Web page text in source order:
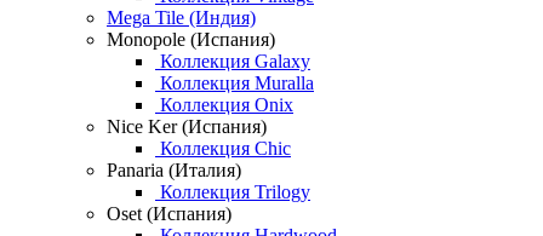
Mega Tile (Индия)
Monopole (Испания)
Коллекция Galaxy
Коллекция Muralla
Коллекция Onix
Nice Ker (Испания)
Коллекция Chic
Panaria (Италия)
Коллекция Trilogy
Oset (Испания)